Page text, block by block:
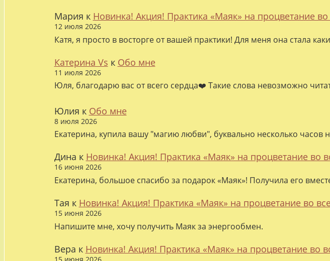
Мария к Новинка! Акция! Практика «Маяк» на процветание во
12 июля 2026
Катя, я просто в восторге от вашей практики! Для меня она стала
Катерина Vs к Обо мне
11 июля 2026
Юля, благодарю вас от всего сердца❤️ Такие слова невозможно
Юлия к Обо мне
8 июля 2026
Екатерина, купила вашу "магию любви", буквально несколько часов
Дина к Новинка! Акция! Практика «Маяк» на процветание во
16 июня 2026
Екатерина, большое спасибо за подарок «Маяк»! Получила его
Тая к Новинка! Акция! Практика «Маяк» на процветание во
15 июня 2026
Напишите мне, хочу получить Маяк за энергообмен.
Вера к Новинка! Акция! Практика «Маяк» на процветание во